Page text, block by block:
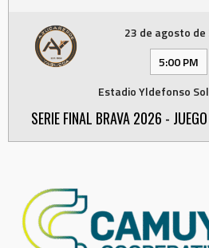
23 de agosto de
5:00 PM
Estadio Yldefonso
SERIE FINAL BRAVA 2026 -